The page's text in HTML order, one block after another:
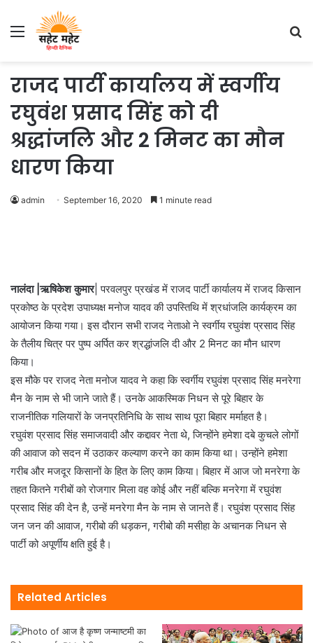
Menu
राजद पार्टी कार्यालय में स्वर्गीय
रघुवंश प्रसाद सिंह को दी
श्रद्धांजलि और 2 मिनट का मौन
धारण किया
admin September 16, 2020 1 minute read
नालंदा |ऋषिकेश कुमार| परवलपुर प्रखंड में राजद पार्टी कार्यालय में राजद किसान
प्रकोष्ठ के प्रदेश उपाध्यक्ष मनोज यादव की उपस्तिथि में श्रधांजलि कार्यक्रम का
आयोजन किया गया। इस दौरान सभी राजद नेताओ ने स्वर्गीय रघुवंश प्रसाद सिंह
के तैलीय चित्र पर पुष्प अर्पित कर श्रद्धांजलि दी और 2 मिनट का मौन धारण
किया।
इस मौके पर राजद नेता मनोज यादव ने कहा कि स्वर्गीय रघुवंश प्रसाद सिंह मनरेगा
मैन के नाम से भी जाने जाते हैं। उनके आकस्मिक निधन से पूरे बिहार के
राजनीतिक गलियारों के जनप्रतिनिधि के साथ साथ पूरा बिहार मर्माहत है।
रघुवंश प्रसाद सिंह समाजवादी और कद्दावर नेता थे, जिन्होंने हमेशा दबे कुचले लोगों
की आवाज को सदन में उठाकर कल्याण करने का काम किया था। उन्होंने हमेशा
गरीब और मजदूर किसानों के हित के लिए काम किया। बिहार में आज जो मनरेगा के
तहत कितने गरीबों को रोजगार मिला वह कोई और नहीं बल्कि मनरेगा में रघुवंश
प्रसाद सिंह की देन है, उन्हें मनरेगा मैन के नाम से जानते हैं। रघुवंश प्रसाद सिंह
जन जन की आवाज, गरीबो की धड़कन, गरीबो की मसीहा के अचानक निधन से
पार्टी को अपूर्णीय क्षति हुई है।
Related Articles